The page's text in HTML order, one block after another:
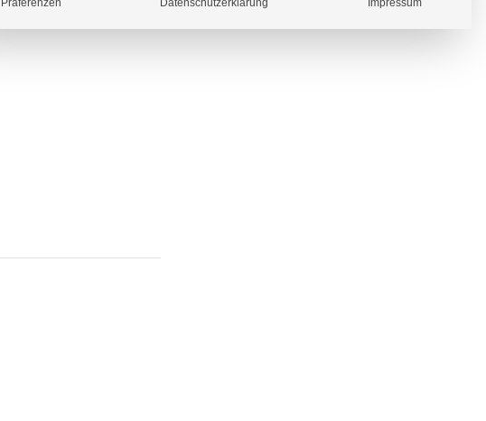
Präferenzen Datenschutzerklärung Impressum